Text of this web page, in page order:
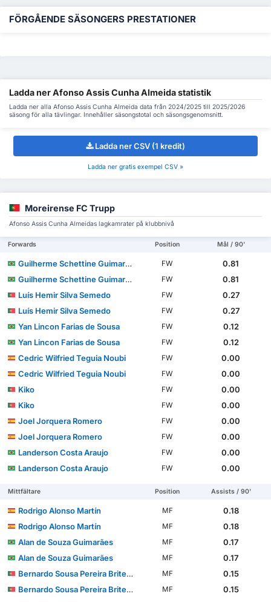
FÖRGÅENDE SÄSONGERS PRESTATIONER
Ladda ner Afonso Assis Cunha Almeida statistik
Ladda ner alla Afonso Assis Cunha Almeida data från 2024/2025 till 2025/2026
säsong för alla tävlingar. Innehåller säsongstotal och säsongsgenomsnitt.
Ladda ner CSV (1 kredit)
Ladda ner gratis exempel CSV »
Moreirense FC Trupp
Afonso Assis Cunha Almeidas lagkamrater på klubbnivå
Forwards Position Mål / 90'
Guilherme Schettine Guimarães FW
0.81
Guilherme Schettine Guimarães
FW
0.81
Luís Hemir Silva Semedo
FW
0.27
Luís Hemir Silva Semedo
FW
0.27
Yan Lincon Farias de Sousa
FW
0.12
Yan Lincon Farias de Sousa
FW
0.12
Cedric Wilfried Teguia Noubi
FW
0.00
Cedric Wilfried Teguia Noubi
FW
0.00
Kiko
FW
0.00
Kiko
FW
0.00
Joel Jorquera Romero
FW
0.00
Joel Jorquera Romero
FW
0.00
Landerson Costa Araujo
FW
0.00
Landerson Costa Araujo
FW 0.00
Mittfältare Position Assists / 90'
Rodrigo Alonso Martín MF
0.18
Rodrigo Alonso Martín
MF
0.18
Alan de Souza Guimarães
MF
0.17
Alan de Souza Guimarães
MF
0.17
Bernardo Sousa Pereira Brites Martins
MF
0.15
Bernardo Sousa Pereira Brites Martins
MF
0.15